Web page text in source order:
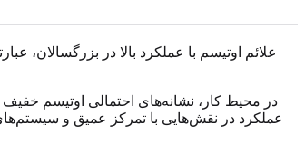
علائم اوتیسم با عملکرد بالا در
در محیط کار، نشانه‌های احتمالی اوتیسم
عملکرد در نقش‌هایی با تمرکز عمیق و سیستم‌های